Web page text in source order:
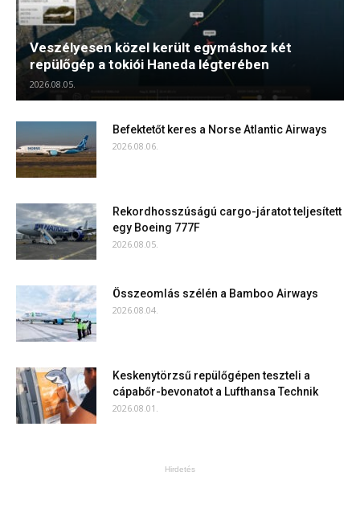
Veszélyesen közel került egymáshoz két
repülőgép a tokiói Haneda légterében
2026.08.05.
Befektetőt keres a Norse Atlantic Airways
2026.08.06.
Rekordhosszúságú cargo-járatot teljesített
egy Boeing 777F
2026.08.05.
Összeomlás szélén a Bamboo Airways
2026.08.04.
Keskenytörzsű repülőgépen teszteli a
cápabőr-bevonatot a Lufthansa Technik
2026.08.01.
Hirdetés